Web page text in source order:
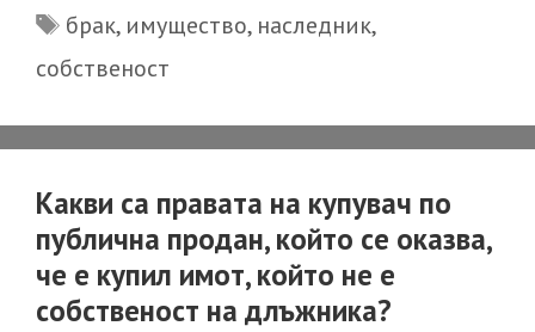
Tags
брак, имущество, наследник,
собственост
Какви са правата на купувач по
публична продан, който се оказва,
че е купил имот, който не е
собственост на длъжника?